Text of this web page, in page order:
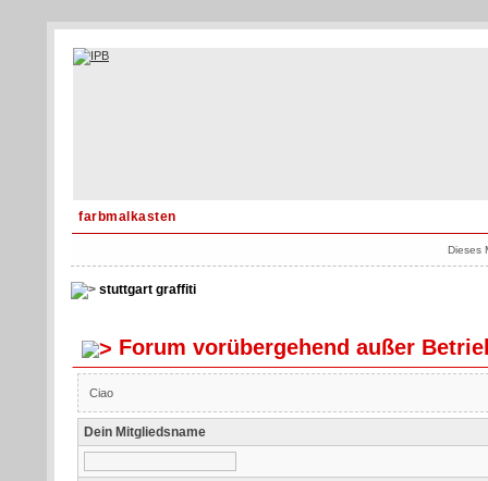
farbmalkasten
Dieses
stuttgart graffiti
Forum vorübergehend außer
Ciao
Dein Mitgliedsname